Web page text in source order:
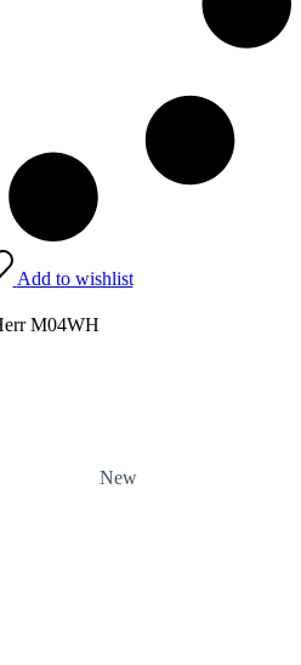
Add to wishlist
New